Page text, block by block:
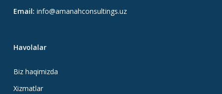
Email: info@amanahconsultings.uz
Havolalar
Biz haqimizda
Xizmatlar